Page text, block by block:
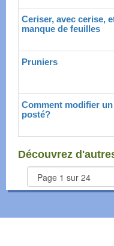
Ceriser, avec cerise,
manque de feuilles
Pruniers
Comment modifier
posté?
Découvrez